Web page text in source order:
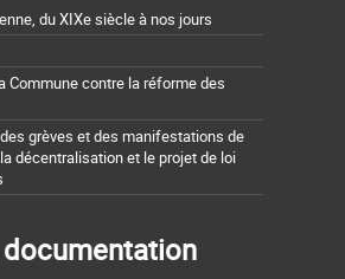
du XIXe siècle à nos jours
Commune contre la réforme des
grèves et des manifestations de
décentralisation et le projet de loi